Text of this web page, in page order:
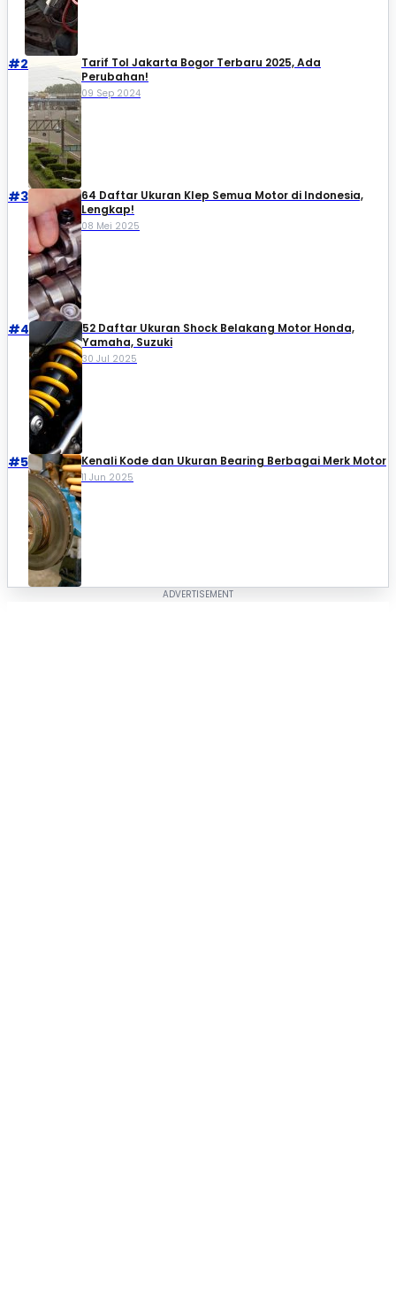
#2
Tarif Tol Jakarta Bogor Terbaru 2025, Ada
Perubahan!
09 Sep 2024
#3
64 Daftar Ukuran Klep Semua Motor di Indonesia,
Lengkap!
08 Mei 2025
#4
52 Daftar Ukuran Shock Belakang Motor Honda,
Yamaha, Suzuki​
30 Jul 2025
#5 Kenali Kode dan Ukuran Bearing Berbagai Merk Motor
11 Jun 2025